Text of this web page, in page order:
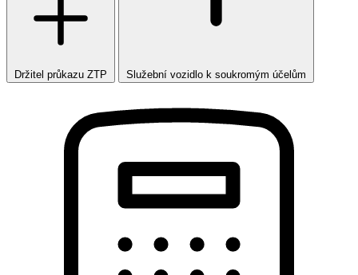
Držitel průkazu ZTP Služební vozidlo k soukromým účelům